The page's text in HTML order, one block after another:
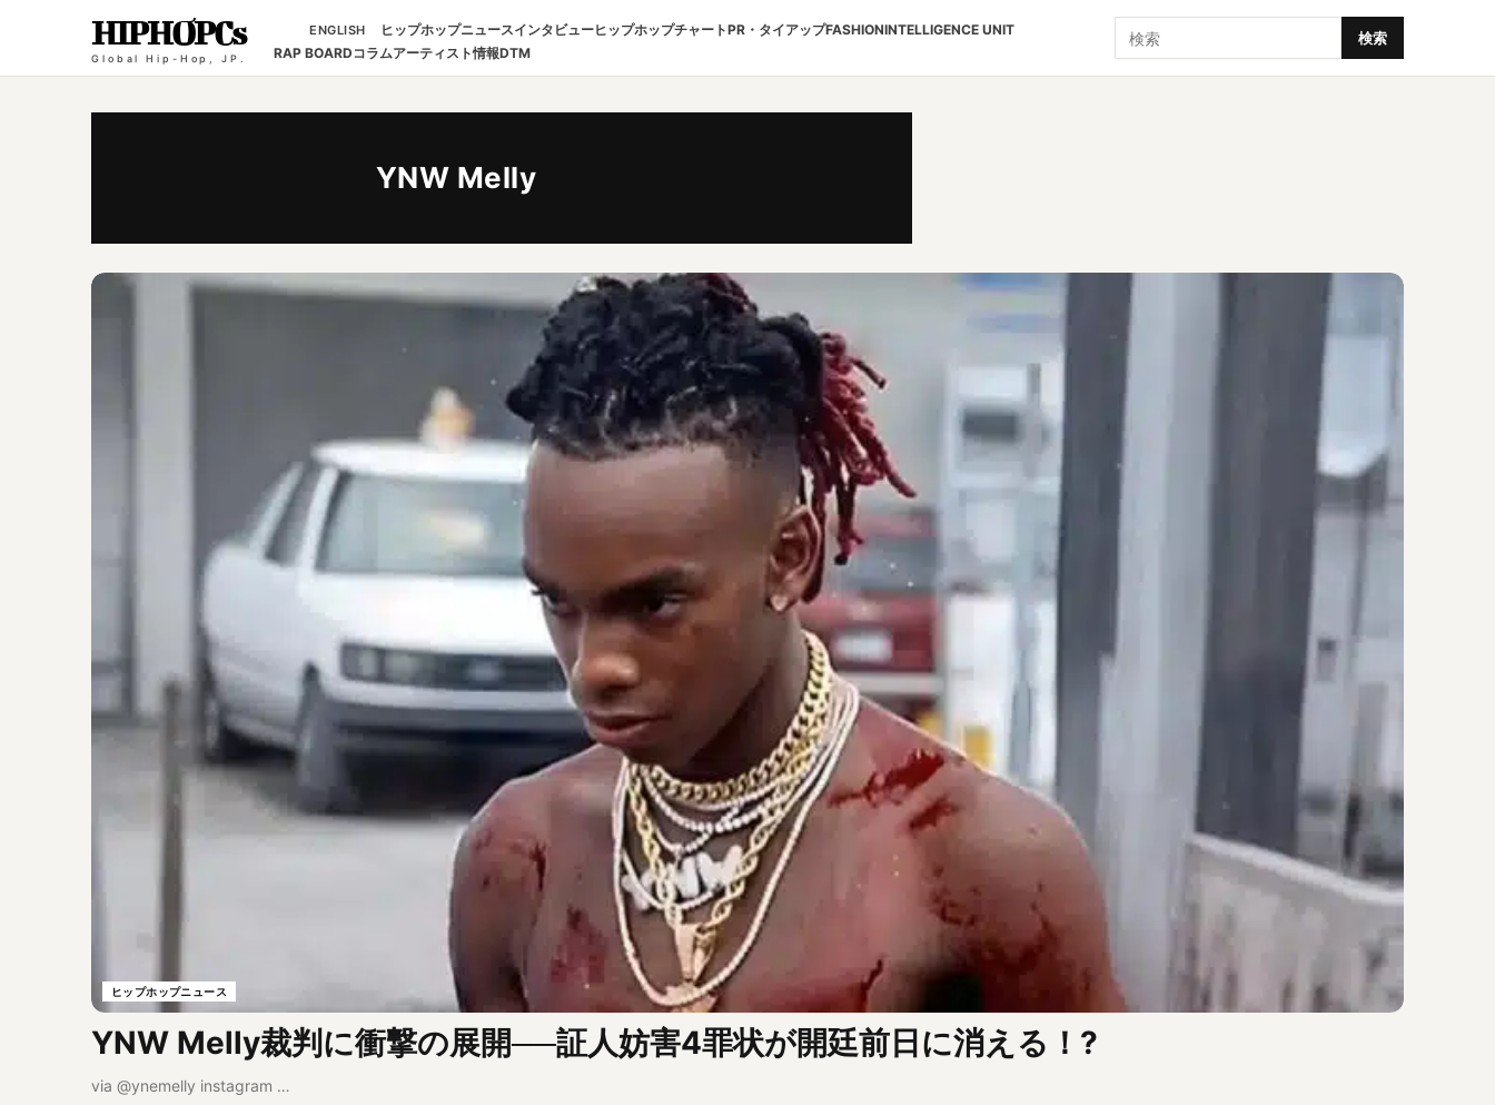
HIPHOPCs
Global Hip-Hop, JP.
ENGLISH ヒップホップニュースインタビューヒップホップチャートPR・タイアップFASHIONINTELLIGENCE UNIT
RAP BOARDコラムアーティスト情報DTM
検索 検索
YNW Melly
ヒップホップニュース
YNW Melly裁判に衝撃の展開──証人妨害4罪状が開廷前日に消える！?
via @ynemelly instagram …